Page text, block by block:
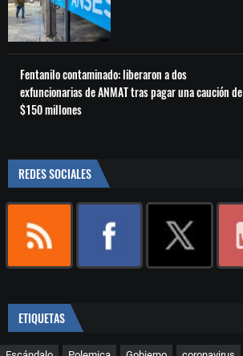
Fentanilo contaminado: liberaron a dos
exfuncionarias de ANMAT tras pagar una caución de
$150 millones
REDES SOCIALES
ETIQUETAS